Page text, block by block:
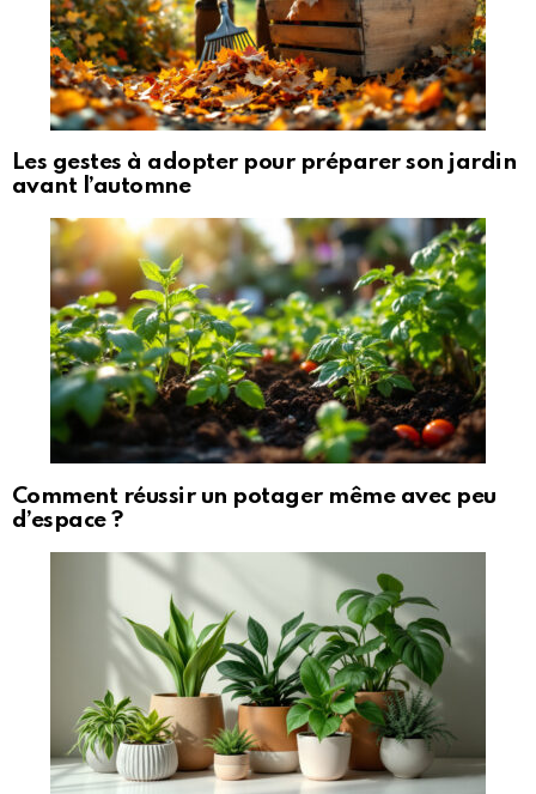
Les gestes à adopter pour préparer son jardin
avant l’automne
Comment réussir un potager même avec peu
d’espace ?